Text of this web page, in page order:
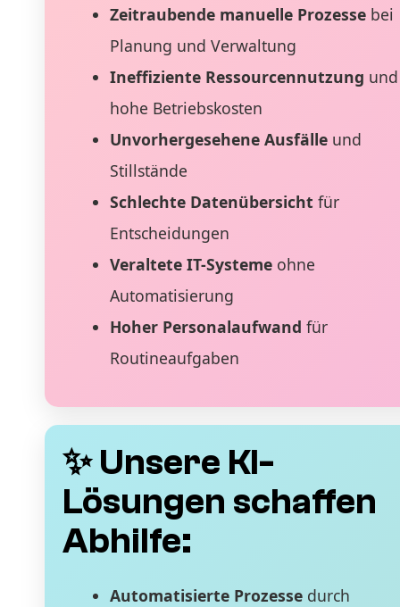
Zeitraubende manuelle Prozessebei
Planung und Verwaltung
Ineffiziente Ressourcennutzung und
hohe Betriebskosten
Unvorhergesehene Ausfälleund
Stillstände
Schlechte Datenübersicht für
Entscheidungen
Veraltete IT-Systemeohne
Automatisierung
Hoher Personalaufwand für
Routineaufgaben
✨ Unsere KI-
Lösungen schaffen
Abhilfe:
Automatisierte Prozessedurch